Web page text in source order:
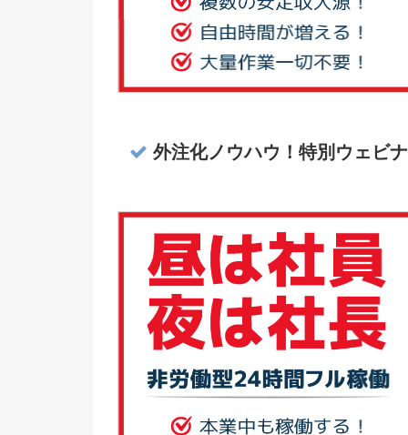
外注化ノウハウ！特別ウェビ